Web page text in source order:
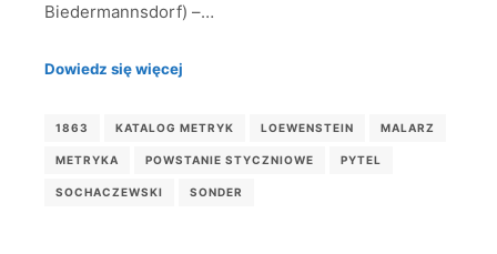
Biedermannsdorf) –…
Dowiedz się więcej
1863 KATALOG METRYK LOEWENSTEIN MALARZ
METRYKA POWSTANIE STYCZNIOWE PYTEL
SOCHACZEWSKI SONDER